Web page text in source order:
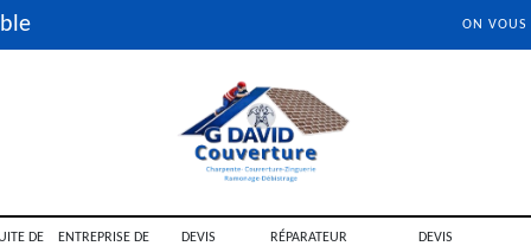
ON VOUS
DE
ENTREPRISE DE
DEVIS
RÉPARATEUR
DEVIS